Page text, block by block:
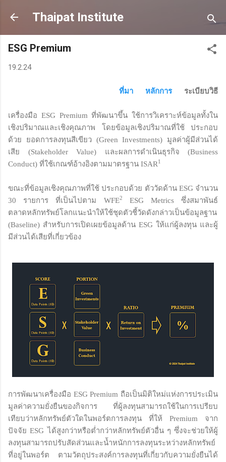
Skip to main content
Thaipat Institute
ESG Premium
19.2.24
ที่มา หลักการ ระเบียบวิธี
เครื่องมือ ESG Premium ที่พัฒนาขึ้น ใช้การวิเคราะห์ข้อมูลทั้งใน
เชิงปริมาณและเชิงคุณภาพ โดยข้อมูลเชิงปริมาณที่ใช้ ประกอบ
ด้วย ยอดการลงทุนสีเขียว (Green Investments) มูลค่าผู้มีส่วนได้
เสีย (Stakeholder Value) และผลการดำเนินธุรกิจ (Business
Conduct) ที่ใช้เกณฑ์อ้างอิงตามมาตรฐาน ISAR1
ขณะที่ข้อมูลเชิงคุณภาพที่ใช้ ประกอบด้วย ตัววัดด้าน ESG จำนวน
30 รายการ ที่เป็นไปตาม WFE2
ESG Metrics ซึ่งสมาพันธ์
ตลาดหลักทรัพย์โลกแนะนำให้ใช้ชุดตัวชี้วัดดังกล่าวเป็นข้อมูลฐาน
(Baseline) สำหรับการเปิดเผยข้อมูลด้าน ESG ให้แก่ผู้ลงทุน และผู้
มีส่วนได้เสียที่เกี่ยวข้อง
การพัฒนาเครื่องมือ ESG Premium ถือเป็นมิติใหม่แห่งการประเมิน
มูลค่าความยั่งยืนของกิจการ ที่ผู้ลงทุนสามารถใช้ในการเปรียบ
เทียบว่าหลักทรัพย์ตัวใดในพอร์ตการลงทุน ที่ให้ Premium จาก
ปัจจัย ESG ได้สูงกว่าหรือต่ำกว่าหลักทรัพย์ตัวอื่น ๆ ซึ่งจะช่วยให้ผู้
ลงทุนสามารถปรับสัดส่วนและน้ำหนักการลงทุนระหว่างหลักทรัพย์
ที่อยู่ในพอร์ต ตามวัตถุประสงค์การลงทุนที่เกี่ยวกับความยั่งยืนได้